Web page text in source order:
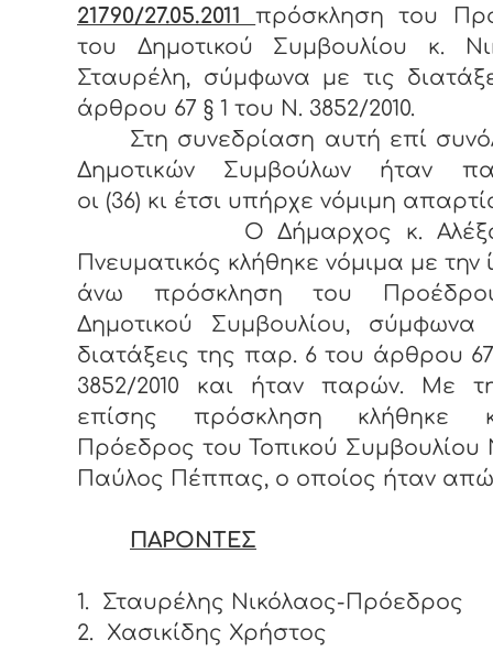
21790/27.05.2011πρόσκληση του
του Δημοτικού Συμβουλίου κ.
Σταυρέλη, σύμφωνα με τις
άρθρου 67 § 1 του Ν. 3852/2010.
Στη συνεδρίαση αυτή επί
Δημοτικών Συμβούλων ήταν
οι (36) κι έτσι υπήρχε νόμιμη
Ο Δήμαρχος κ.
Πνευματικός κλήθηκε νόμιμα με την
άνω πρόσκληση του
Δημοτικού Συμβουλίου, σύμφωνα
διατάξεις της παρ. 6 του άρθρου
3852/2010 και ήταν παρών. Με
επίσης πρόσκληση κλήθηκε
Πρόεδρος του Τοπικού Συμβουλίου
Παύλος Πέππας, ο οποίος ήταν
ΠΑΡΟΝΤΕΣ
1.
Σταυρέλης Νικόλαος-Πρόεδρος
2.
Χασικίδης Χρήστος